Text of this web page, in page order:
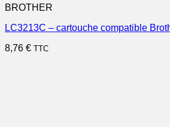
BROTHER
LC3213C – cartouche compatible
8,76 € TTC